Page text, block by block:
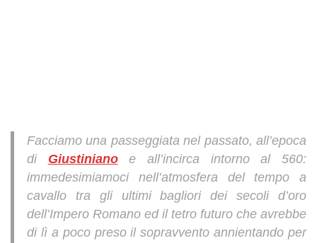
Facciamo una passeggiata nel passato, all’epoca
di Giustinianoe all’incirca intorno al 560:
immedesimiamoci nell’atmosfera del tempo a
cavallo tra gli ultimi bagliori dei secoli d’oro
dell’Impero Romano ed il tetro futuro che avrebbe
di lì a poco preso il sopravvento annientando per
chance of
personalized
content and